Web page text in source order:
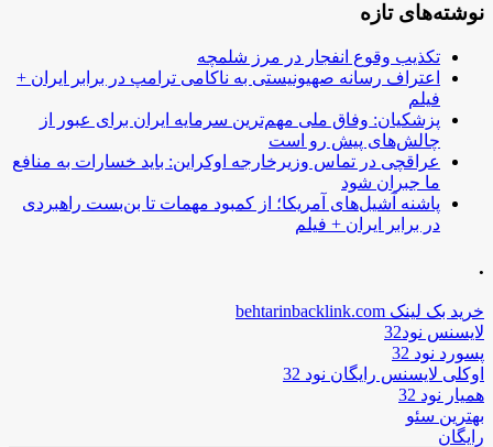
نوشته‌های تازه
تکذیب وقوع انفجار در مرز شلمچه
اعتراف رسانه صهیونیستی به ناکامی ترامپ در برابر ایران +
فیلم
پزشکیان: وفاق ملی مهم‌ترین سرمایه ایران برای عبور از
چالش‌های پیش رو است
عراقچی در تماس وزیرخارجه اوکراین: باید خسارات به منافع
ما جبران شود
پاشنه آشیل‌های آمریکا؛ از کمبود مهمات تا بن‌بست راهبردی
در برابر ایران + فیلم
.
خرید بک لینک behtarinbacklink.com
لایسنس نود32
پسورد نود 32
اوکلی لایسنس رایگان نود 32
همیار نود 32
بهترین سئو
رایگان